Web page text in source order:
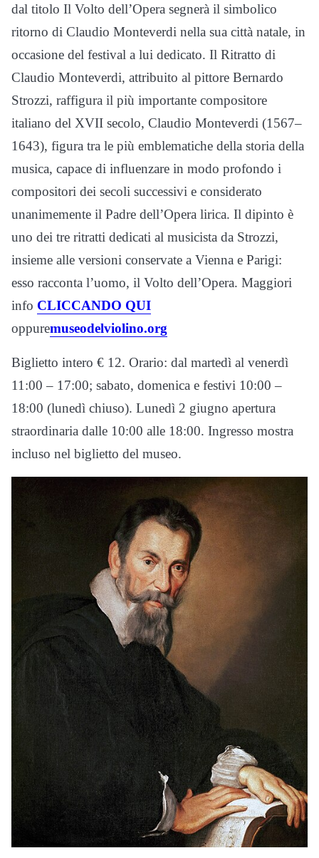
dal titolo Il Volto dell’Opera segnerà il simbolico
ritorno di Claudio Monteverdi nella sua città natale, in
occasione del festival a lui dedicato. Il Ritratto di
Claudio Monteverdi, attribuito al pittore Bernardo
Strozzi, raffigura il più importante compositore
italiano del XVII secolo, Claudio Monteverdi (1567–
1643), figura tra le più emblematiche della storia della
musica, capace di influenzare in modo profondo i
compositori dei secoli successivi e considerato
unanimemente il Padre dell’Opera lirica. Il dipinto è
uno dei tre ritratti dedicati al musicista da Strozzi,
insieme alle versioni conservate a Vienna e Parigi:
esso racconta l’uomo, il Volto dell’Opera. Maggiori
info CLICCANDO QUI
oppuremuseodelviolino.org
Biglietto intero € 12. Orario: dal martedì al venerdì
11:00 – 17:00; sabato, domenica e festivi 10:00 –
18:00 (lunedì chiuso). Lunedì 2 giugno apertura
straordinaria dalle 10:00 alle 18:00. Ingresso mostra
incluso nel biglietto del museo.